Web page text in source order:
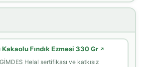
Kakaolu Fındık Ezmesi 330 Gr ↗
Helal sertifikası ve katkısız